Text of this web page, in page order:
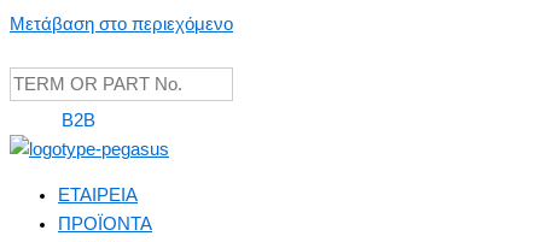
Μετάβαση στο περιεχόμενο
B2B
ΕΤΑΙΡΕΙΑ
ΠΡΟΪΟΝΤΑ